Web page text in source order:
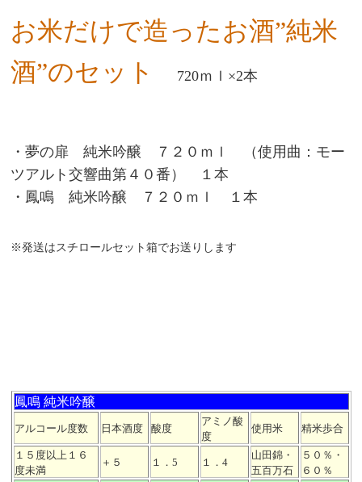
お米だけで造ったお酒”純米
酒”のセット
720ｍｌ×2本
・夢の扉 純米吟醸 ７２０ｍｌ （使用曲：モー
ツアルト交響曲第４０番） １本
・鳳鳴 純米吟醸 ７２０ｍｌ １本
※発送はスチロールセット箱でお送りします
鳳鳴 純米吟醸
アルコール度数 日本酒度 酸度
アミノ酸
度
使用米 精米歩合
１５度以上１６
度未満
＋５ １．5 １．4
山田錦・
五百万石
５０％・
６０％